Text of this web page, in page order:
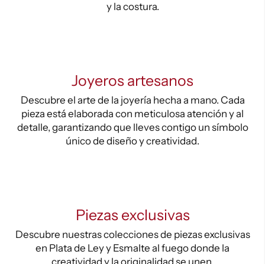
y la costura.
Joyeros artesanos
Descubre el arte de la joyería hecha a mano. Cada
pieza está elaborada con meticulosa atención y al
detalle, garantizando que lleves contigo un símbolo
único de diseño y creatividad.
Piezas exclusivas
Descubre nuestras colecciones de piezas exclusivas
en Plata de Ley y Esmalte al fuego donde la